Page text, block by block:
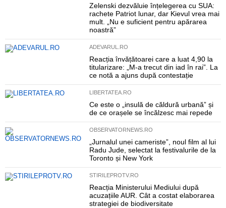
Zelenski dezvăluie înțelegerea cu SUA:
rachete Patriot lunar, dar Kievul vrea mai
mult. „Nu e suficient pentru apărarea
noastră”
ADEVARUL.RO
Reacția învățătoarei care a luat 4,90 la
titularizare: „M-a trecut din iad în rai”. La
ce notă a ajuns după contestație
LIBERTATEA.RO
Ce este o „insulă de căldură urbană” și
de ce orașele se încălzesc mai repede
OBSERVATORNEWS.RO
„Jurnalul unei cameriste”, noul film al lui
Radu Jude, selectat la festivalurile de la
Toronto și New York
STIRILEPROTV.RO
Reacția Ministerului Mediului după
acuzațiile AUR. Cât a costat elaborarea
strategiei de biodiversitate